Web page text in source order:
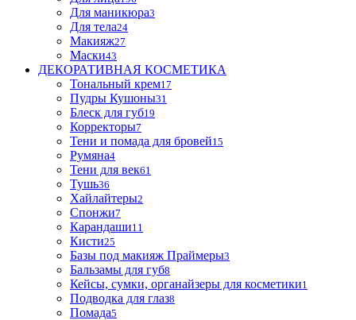
Для маникюра3
Для тела24
Макияж27
Маски43
ДЕКОРАТИВНАЯ КОСМЕТИКА
Тональный крем17
Пудры Кушоны31
Блеск для губ19
Корректоры7
Тени и помада для бровей15
Румяна4
Тени для век61
Тушь36
Хайлайтеры2
Спонжи7
Карандаши11
Кисти25
Базы под макияж Праймеры3
Бальзамы для губ8
Кейсы, сумки, органайзеры для косметики1
Подводка для глаз8
Помада5